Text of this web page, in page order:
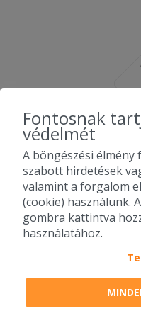
2010-2026
Pizza, gyros, hamburger,
Fontosnak
védelmét
A böngészési élmény
szabott hirdetések
valamint a forgalom
(cookie) használunk.
gombra kattintva
használatához.